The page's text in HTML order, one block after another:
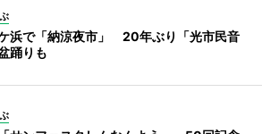
浜で「納涼夜市」 20年ぶり「光市民音
踊りも